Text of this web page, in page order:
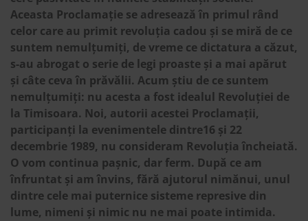
Aceasta Proclamație se adresează în primul rând
celor care au primit revoluția cadou și se miră de ce
suntem nemulțumiți, de vreme ce dictatura a căzut,
s-au abrogat o serie de legi proaste și a mai apărut
și câte ceva în prăvălii. Acum știu de ce suntem
nemulțumiți: nu acesta a fost idealul Revoluției de
la Timisoara. Noi, autorii acestei Proclamații,
participanți la evenimentele dintre16 și 22
decembrie 1989, nu consideram Revoluția încheiată.
O vom continua pașnic, dar ferm. După ce am
înfruntat și am învins, fără ajutorul nimănui, unul
dintre cele mai puternice sisteme represive din
lume, nimeni și nimic nu ne mai poate intimida.